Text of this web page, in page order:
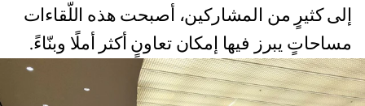
إلى كثيرٍ من المشاركين، أصبحت هذه اللّقاءات
مساحاتٍ يبرز فيها إمكان تعاونٍ أكثر أملًا وبنّاءً.